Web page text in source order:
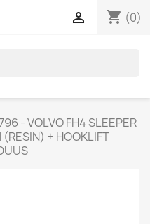
shopping_cart (0)

- VOLVO FH4 SLEEPER
+ HOOKLIFT